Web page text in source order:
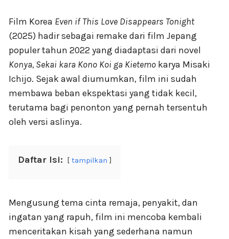
Film Korea Even if This Love Disappears Tonight
(2025) hadir sebagai remake dari film Jepang
populer tahun 2022 yang diadaptasi dari novel
Konya, Sekai kara Kono Koi ga Kietemo karya Misaki
Ichijo. Sejak awal diumumkan, film ini sudah
membawa beban ekspektasi yang tidak kecil,
terutama bagi penonton yang pernah tersentuh
oleh versi aslinya.
Daftar Isi: tampilkan
Mengusung tema cinta remaja, penyakit, dan
ingatan yang rapuh, film ini mencoba kembali
menceritakan kisah yang sederhana namun